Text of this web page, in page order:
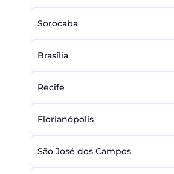
Sorocaba
Brasília
Recife
Florianópolis
São José dos Campos